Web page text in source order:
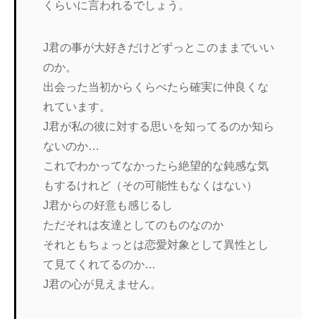
くらいに言われるでしょう。
J君の事が大好きだけどずっとこのままでいい
のか。
出会った当初からくらべたら確実に仲良くな
れています。
J君が私の彼に対する思いを知ってるのか知ら
ないのか…
これでわかってなかったら絶望的な鈍感な気
もするけれど（その可能性もなくはない）
J君からの好意も感じるし
ただそれは友達としてのものなのか
それともちょっとは恋愛対象として異性とし
て見てくれてるのか…
J君の心が見えません。